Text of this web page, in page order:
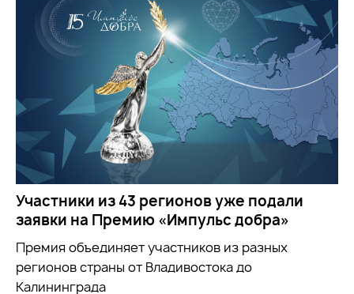
Участники из 43 регионов уже подали
заявки на Премию «Импульс добра»
Премия объединяет участников из разных
регионов страны от Владивостока до
Калининграда